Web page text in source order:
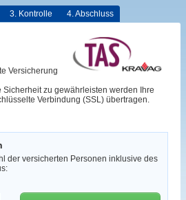
3. Kontrolle 4. Abschluss
Versicherung
zu gewährleisten werden Ihre
Verbindung (SSL) übertragen.
der versicherten Personen inklusive des